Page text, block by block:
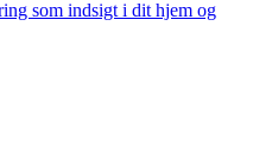
som indsigt i dit hjem og